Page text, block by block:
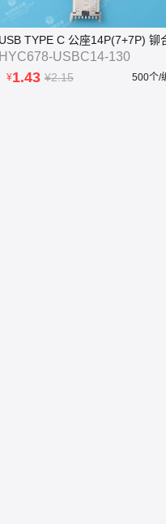
HYC678-USBC14-130
¥1.43 ¥2.15 500个/